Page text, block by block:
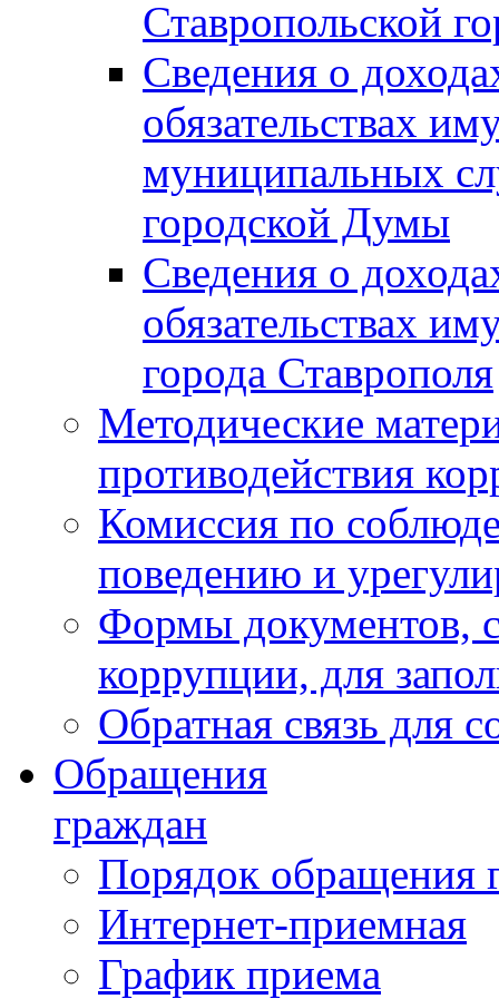
Ставропольской
Сведения о
обязательствах
муниципальных
городской Думы
Сведения о
обязательствах
города Ставрополя
Методические
противодействия
Комиссия по
поведению и
Формы документов,
коррупции, для
Обратная связь для
Обращения
граждан
Порядок обращения
Интернет-приемная
График приема